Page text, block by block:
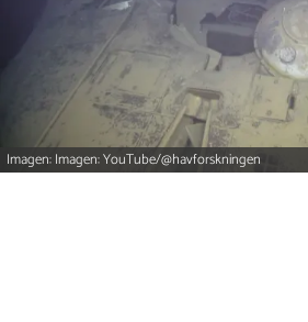
Imagen: Imagen: YouTube/@havforskningen